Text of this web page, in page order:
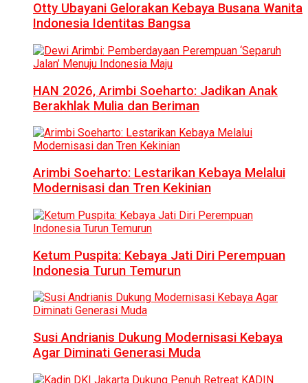
Otty Ubayani Gelorakan Kebaya Busana Wanita
Indonesia Identitas Bangsa
HAN 2026, Arimbi Soeharto: Jadikan Anak
Berakhlak Mulia dan Beriman
Arimbi Soeharto: Lestarikan Kebaya Melalui
Modernisasi dan Tren Kekinian
Ketum Puspita: Kebaya Jati Diri Perempuan
Indonesia Turun Temurun
Susi Andrianis Dukung Modernisasi Kebaya
Agar Diminati Generasi Muda